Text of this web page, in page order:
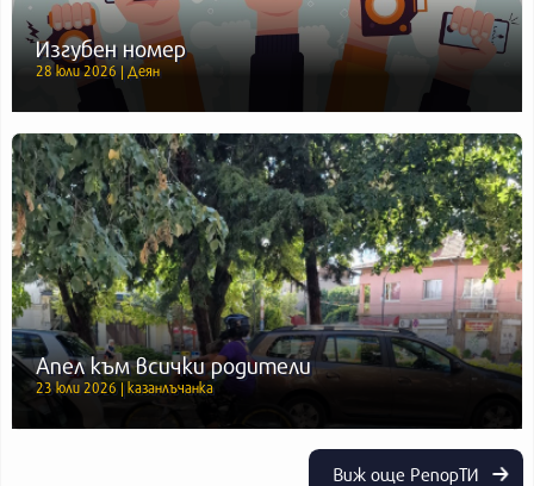
Изгубен номер
28 юли 2026 | Деян
Апел към всички родители
23 юли 2026 | казанлъчанка
Виж още РепорТИ